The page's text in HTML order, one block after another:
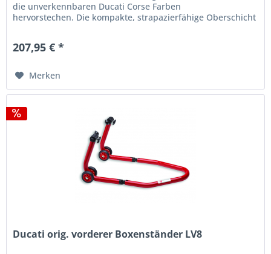
die unverkennbaren Ducati Corse Farben
hervorstechen. Die kompakte, strapazierfähige Oberschicht
207,95 € *
Merken
Ducati orig. vorderer Boxenständer LV8